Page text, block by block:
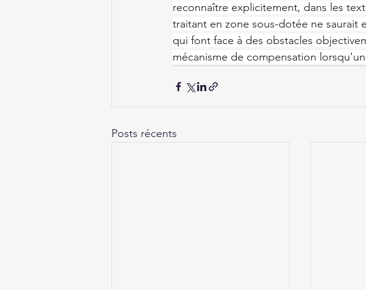
reconnaître explicitement, dans les
traitant en zone sous-dotée ne saurait
qui font face à des obstacles
mécanisme de compensation
Posts récents